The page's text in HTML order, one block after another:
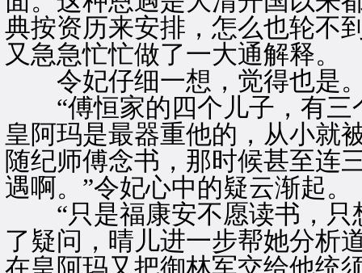
典按资历来安排，怎么也轮不
又急急忙忙做了一大通解释。
令妃仔细一想，觉得也是
“傅恒家的四个儿子，有三
皇阿玛是最器重他的，从小就
随纪师傅念书，那时候甚至连
遇啊。”令妃心中的疑云渐起。
“只是福康安不愿读书，只
了疑问，晴儿进一步帮她分析